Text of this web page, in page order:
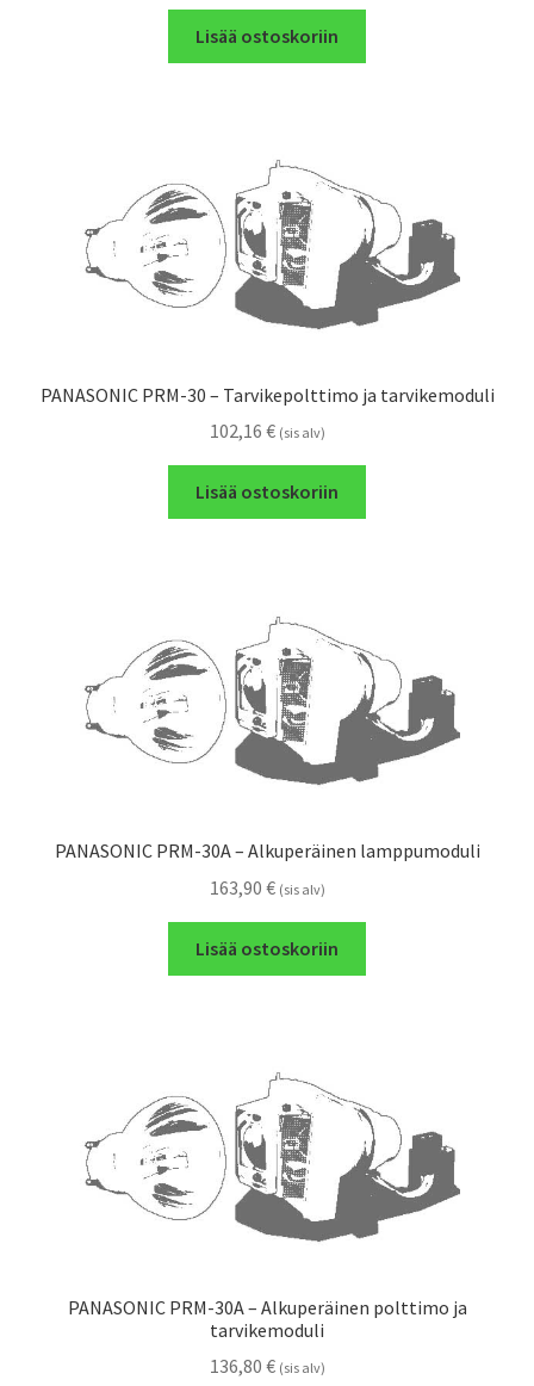
Lisää ostoskoriin
PANASONIC PRM-30 – Tarvikepolttimo ja tarvikemoduli
102,16 € (sis alv)
Lisää ostoskoriin
PANASONIC PRM-30A – Alkuperäinen lamppumoduli
163,90 € (sis alv)
Lisää ostoskoriin
PANASONIC PRM-30A – Alkuperäinen polttimo ja
tarvikemoduli
136,80 € (sis alv)